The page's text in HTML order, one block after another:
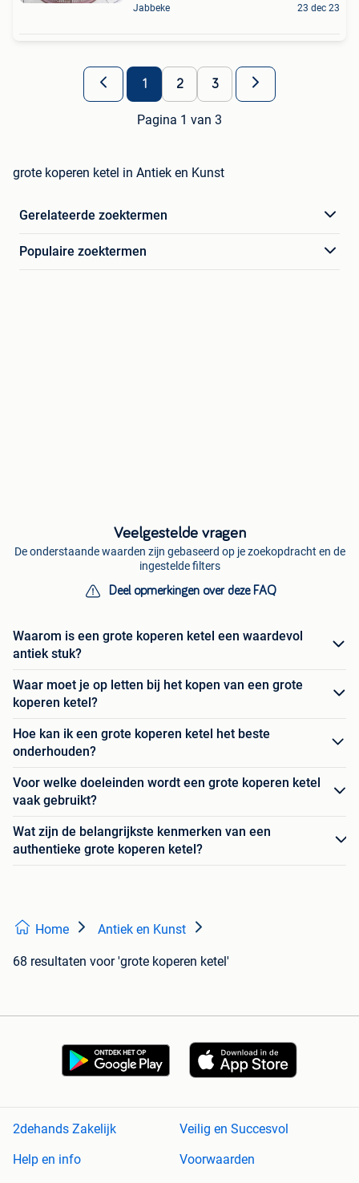
Jabbeke 23 dec 23
1 2 3
Pagina 1 van 3
grote koperen ketel in Antiek en Kunst
Gerelateerde zoektermen
Populaire zoektermen
Veelgestelde vragen
De onderstaande waarden zijn gebaseerd op je zoekopdracht en de
ingestelde filters
Deel opmerkingen over deze FAQ
Waarom is een grote koperen ketel een waardevol
antiek stuk?
Waar moet je op letten bij het kopen van een grote
koperen ketel?
Hoe kan ik een grote koperen ketel het beste
onderhouden?
Voor welke doeleinden wordt een grote koperen ketel
vaak gebruikt?
Wat zijn de belangrijkste kenmerken van een
authentieke grote koperen ketel?
Home Antiek en Kunst
68 resultaten voor 'grote koperen ketel'
2dehands Zakelijk
Veilig en Succesvol
Help en info
Voorwaarden